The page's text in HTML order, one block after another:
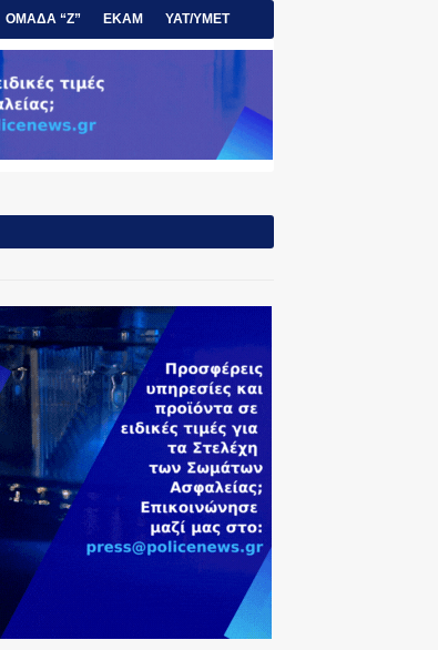
ΟΜΑΔΑ “Ζ” ΕΚΑΜ ΥΑΤ/ΥΜΕΤ